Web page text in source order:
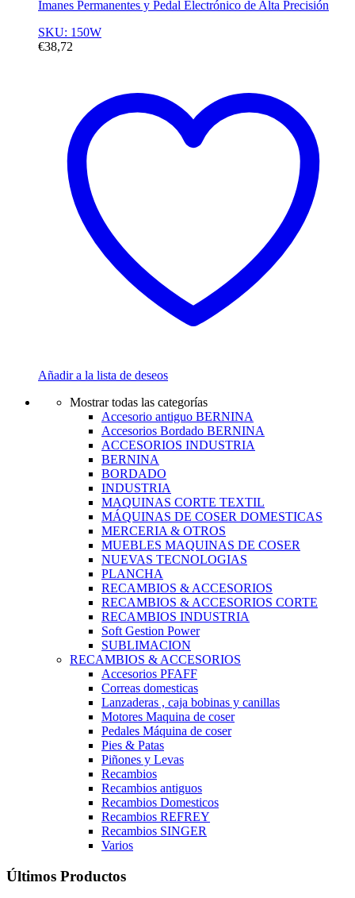
Imanes Permanentes y Pedal Electrónico de Alta Precisión
SKU: 150W
€38,72
Añadir a la lista de deseos
Mostrar todas las categorías
Accesorio antiguo BERNINA
Accesorios Bordado BERNINA
ACCESORIOS INDUSTRIA
BERNINA
BORDADO
INDUSTRIA
MAQUINAS CORTE TEXTIL
MÁQUINAS DE COSER DOMESTICAS
MERCERIA & OTROS
MUEBLES MAQUINAS DE COSER
NUEVAS TECNOLOGIAS
PLANCHA
RECAMBIOS & ACCESORIOS
RECAMBIOS & ACCESORIOS CORTE
RECAMBIOS INDUSTRIA
Soft Gestion Power
SUBLIMACION
RECAMBIOS & ACCESORIOS
Accesorios PFAFF
Correas domesticas
Lanzaderas , caja bobinas y canillas
Motores Maquina de coser
Pedales Máquina de coser
Pies & Patas
Piñones y Levas
Recambios
Recambios antiguos
Recambios Domesticos
Recambios REFREY
Recambios SINGER
Varios
Últimos Productos